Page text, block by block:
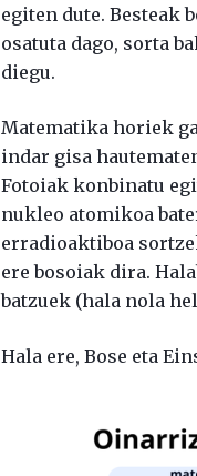
egiten dute. Besteak
osatuta dago, sorta
diegu.
Matematika horiek
indar gisa
Fotoiak konbinatu
nukleo atomikoa
erradioaktiboa
ere bosoiak dira.
batzuek (hala nola
Hala ere, Bose eta